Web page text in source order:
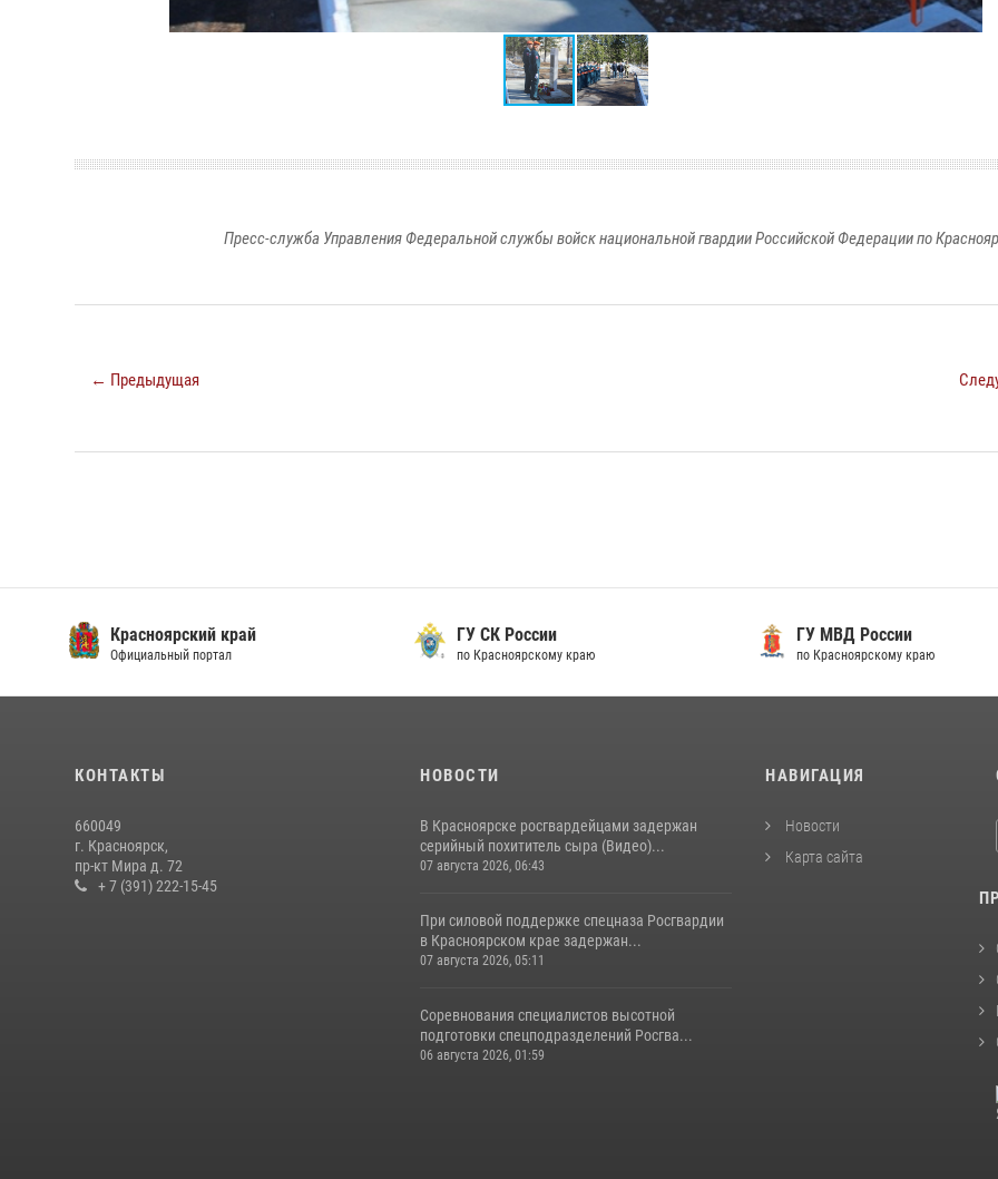
Пресс-служба Управления Федеральной службы войск национальной гвардии Российской Федерации по
← Предыдущая
Красноярский край
Официальный портал
ГУ СК России
по Красноярскому краю
ГУ МВД России
по Красноярскому краю
КОНТАКТЫ
660049
г. Красноярск,
пр-кт Мира д. 72
+ 7 (391) 222-15-45
НОВОСТИ
В Красноярске росгвардейцами задержан
серийный похититель сыра (Видео)...
07 августа 2026, 06:43
При силовой поддержке спецназа Росгвардии
в Красноярском крае задержан...
07 августа 2026, 05:11
Соревнования специалистов высотной
подготовки спецподразделений Росгва...
06 августа 2026, 01:59
НАВИГАЦИЯ
Новости
Карта сайта